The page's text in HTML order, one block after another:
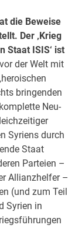
die Beweise
Der ‚Krieg
Staat ISIS‘ ist
der Welt mit
bringenden
Neu-
Syriens durch
Staat
Parteien –
Allianzhelfer –
(und zum Teil
Syrien in